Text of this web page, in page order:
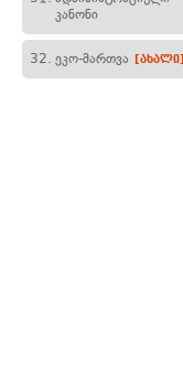
კანონი
32. ეკო-მართვა [ახალი]